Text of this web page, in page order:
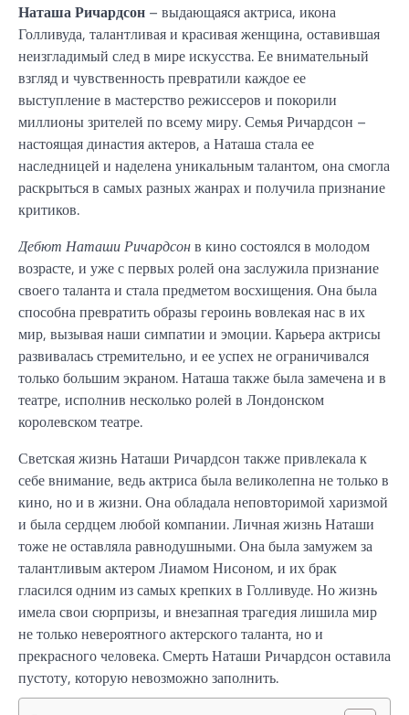
Наташа Ричардсон – выдающаяся актриса, икона
Голливуда, талантливая и красивая женщина, оставившая
неизгладимый след в мире искусства. Ее внимательный
взгляд и чувственность превратили каждое ее
выступление в мастерство режиссеров и покорили
миллионы зрителей по всему миру. Семья Ричардсон –
настоящая династия актеров, а Наташа стала ее
наследницей и наделена уникальным талантом, она смогла
раскрыться в самых разных жанрах и получила признание
критиков.
Дебют Наташи Ричардсонв кино состоялся в молодом
возрасте, и уже с первых ролей она заслужила признание
своего таланта и стала предметом восхищения. Она была
способна превратить образы героинь вовлекая нас в их
мир, вызывая наши симпатии и эмоции. Карьера актрисы
развивалась стремительно, и ее успех не ограничивался
только большим экраном. Наташа также была замечена и в
театре, исполнив несколько ролей в Лондонском
королевском театре.
Светская жизнь Наташи Ричардсон также привлекала к
себе внимание, ведь актриса была великолепна не только в
кино, но и в жизни. Она обладала неповторимой харизмой
и была сердцем любой компании. Личная жизнь Наташи
тоже не оставляла равнодушными. Она была замужем за
талантливым актером Лиамом Нисоном, и их брак
гласился одним из самых крепких в Голливуде. Но жизнь
имела свои сюрпризы, и внезапная трагедия лишила мир
не только невероятного актерского таланта, но и
прекрасного человека. Смерть Наташи Ричардсон оставила
пустоту, которую невозможно заполнить.